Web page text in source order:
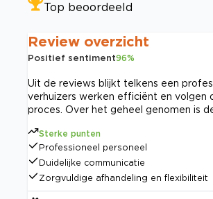
Top beoordeeld
Review overzicht
Positief sentiment96%
Uit de reviews blijkt telkens een
verhuizers werken efficiënt en volgen
proces. Over het geheel genomen is
Sterke punten
Professioneel personeel
Duidelijke communicatie
Zorgvuldige afhandeling en flexibiliteit